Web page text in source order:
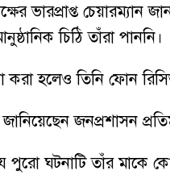
চেয়ারম্যান
চিঠি তাঁরা পাননি।
করা হলেও তিনি ফোন
জনপ্রশাসন
ঘটনাটি তাঁর মাকে